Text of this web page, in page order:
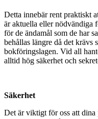
Detta innebär rent praktiskt
är aktuella eller nödvändiga
för de ändamål som de har
behållas längre då det krävs
bokföringslagen. Vid all
alltid hög säkerhet och
Säkerhet
Det är viktigt för oss att dina